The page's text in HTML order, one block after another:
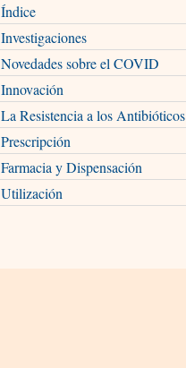
Índice
Investigaciones
Novedades sobre el COVID
Innovación
La Resistencia a los Antibióticos
Prescripción
Farmacia y Dispensación
Utilización